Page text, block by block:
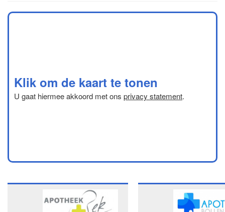
Klik om de kaart te tonen
U gaat hiermee akkoord met ons privacy statement.